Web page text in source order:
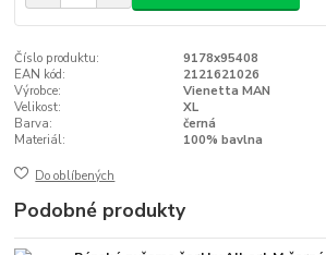
Číslo produktu:
9178x95408
EAN kód:
2121621026
Výrobce:
Vienetta MAN
Velikost:
XL
Barva:
černá
Materiál:
100% bavlna
Do oblíbených
Podobné produkty